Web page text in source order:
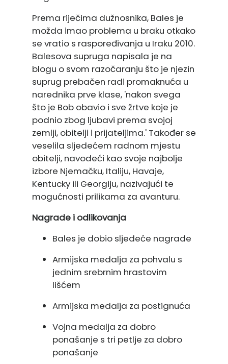
Prema riječima dužnosnika, Bales je
možda imao problema u braku otkako
se vratio s raspoređivanja u Iraku 2010.
Balesova supruga napisala je na
blogu o svom razočaranju što je njezin
suprug prebačen radi promaknuća u
narednika prve klase, 'nakon svega
što je Bob obavio i sve žrtve koje je
podnio zbog ljubavi prema svojoj
zemlji, obitelji i prijateljima.' Također se
veselila sljedećem radnom mjestu
obitelji, navodeći kao svoje najbolje
izbore Njemačku, Italiju, Havaje,
Kentucky ili Georgiju, nazivajući te
mogućnosti prilikama za avanturu.
Nagrade i odlikovanja
Bales je dobio sljedeće nagrade
Armijska medalja za pohvalu s
jednim srebrnim hrastovim
lišćem
Armijska medalja za postignuća
Vojna medalja za dobro
ponašanje s tri petlje za dobro
ponašanje